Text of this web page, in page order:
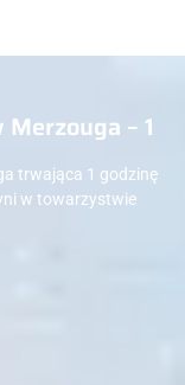
– 1
trwająca 1 godzinę
w towarzystwie